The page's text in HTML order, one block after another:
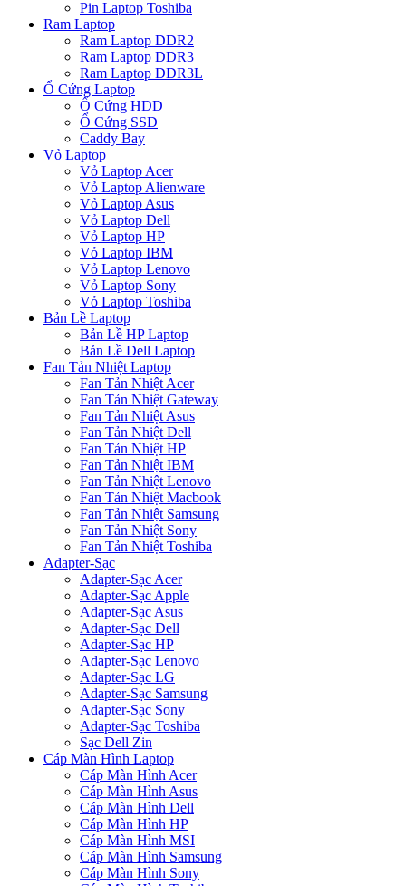
Pin Laptop Toshiba
Ram Laptop
Ram Laptop DDR2
Ram Laptop DDR3
Ram Laptop DDR3L
Ổ Cứng Laptop
Ổ Cứng HDD
Ổ Cứng SSD
Caddy Bay
Vỏ Laptop
Vỏ Laptop Acer
Vỏ Laptop Alienware
Vỏ Laptop Asus
Vỏ Laptop Dell
Vỏ Laptop HP
Vỏ Laptop IBM
Vỏ Laptop Lenovo
Vỏ Laptop Sony
Vỏ Laptop Toshiba
Bản Lề Laptop
Bản Lề HP Laptop
Bản Lề Dell Laptop
Fan Tản Nhiệt Laptop
Fan Tản Nhiệt Acer
Fan Tản Nhiệt Gateway
Fan Tản Nhiệt Asus
Fan Tản Nhiệt Dell
Fan Tản Nhiệt HP
Fan Tản Nhiệt IBM
Fan Tản Nhiệt Lenovo
Fan Tản Nhiệt Macbook
Fan Tản Nhiệt Samsung
Fan Tản Nhiệt Sony
Fan Tản Nhiệt Toshiba
Adapter-Sạc
Adapter-Sạc Acer
Adapter-Sạc Apple
Adapter-Sạc Asus
Adapter-Sạc Dell
Adapter-Sạc HP
Adapter-Sạc Lenovo
Adapter-Sạc LG
Adapter-Sạc Samsung
Adapter-Sạc Sony
Adapter-Sạc Toshiba
Sạc Dell Zin
Cáp Màn Hình Laptop
Cáp Màn Hình Acer
Cáp Màn Hình Asus
Cáp Màn Hình Dell
Cáp Màn Hình HP
Cáp Màn Hình MSI
Cáp Màn Hình Samsung
Cáp Màn Hình Sony